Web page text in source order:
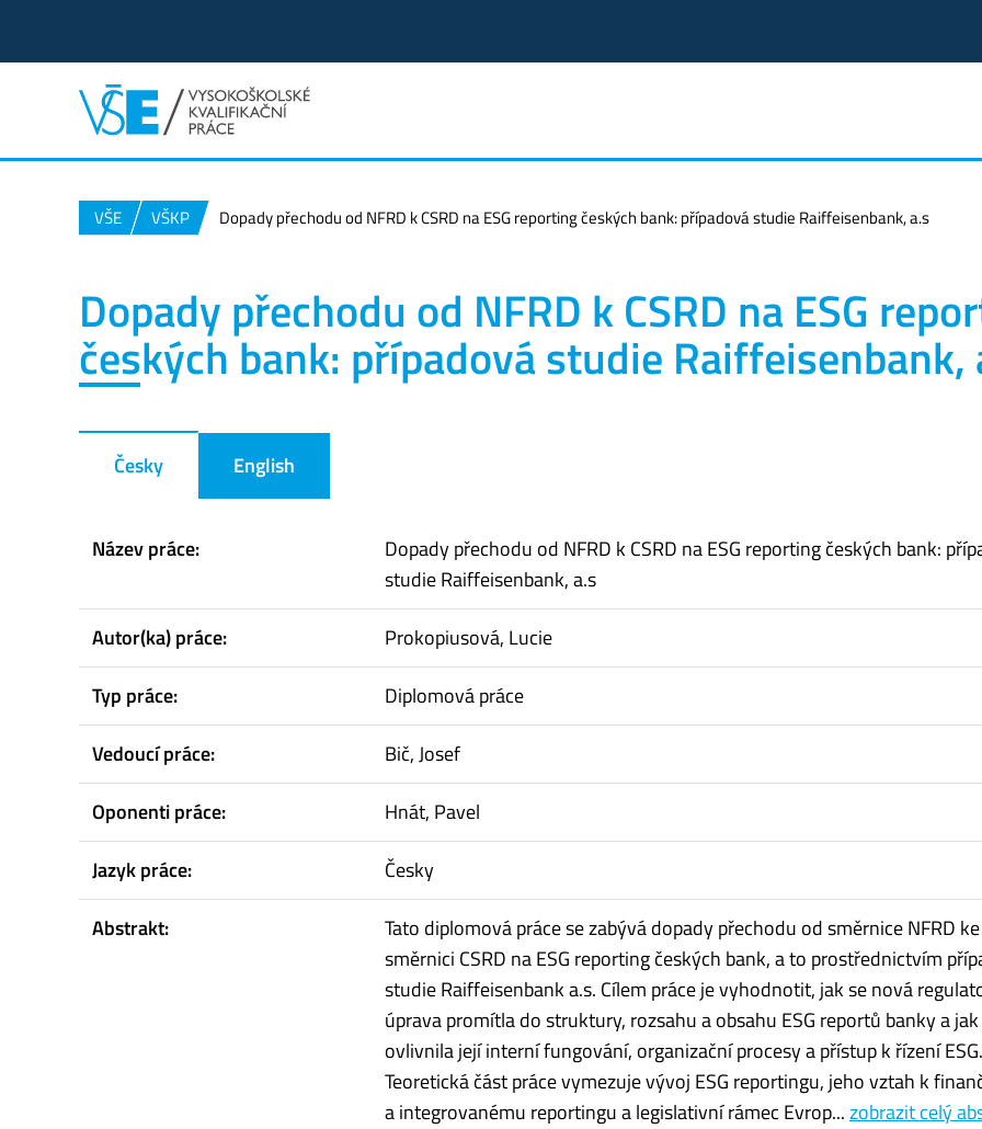
VŠE VŠKP Dopady přechodu od NFRD k CSRD na ESG reporting českých bank: případová studie Raiffeisenbank, a.s
Dopady přechodu od NFRD k CSRD na ESG
českých bank: případová studie Raiffeisenbank,
Česky English
Název práce:
Dopady přechodu od NFRD k CSRD na ESG reporting českých bank:
studie Raiffeisenbank, a.s
Autor(ka) práce:
Prokopiusová, Lucie
Typ práce:
Diplomová práce
Vedoucí práce:
Bič, Josef
Oponenti práce:
Hnát, Pavel
Jazyk práce:
Česky
Abstrakt:
Tato diplomová práce se zabývá dopady přechodu od směrnice NFRD ke
směrnici CSRD na ESG reporting českých bank, a to prostřednictvím
studie Raiffeisenbank a.s. Cílem práce je vyhodnotit, jak se nová
úprava promítla do struktury, rozsahu a obsahu ESG reportů banky a jak
ovlivnila její interní fungování, organizační procesy a přístup k řízení ESG.
Teoretická část práce vymezuje vývoj ESG reportingu, jeho vztah k
a integrovanému reportingu a legislativní rámec Evrop...zobrazit celý